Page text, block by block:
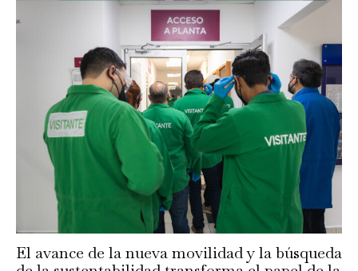
El avance de la nueva movilidad y la búsqueda